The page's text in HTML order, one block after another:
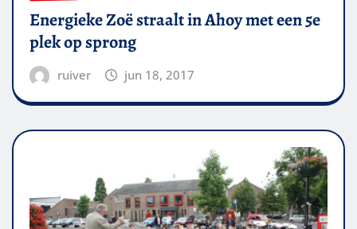
Energieke Zoë straalt in Ahoy met een 5e
plek op sprong
ruiver jun 18, 2017